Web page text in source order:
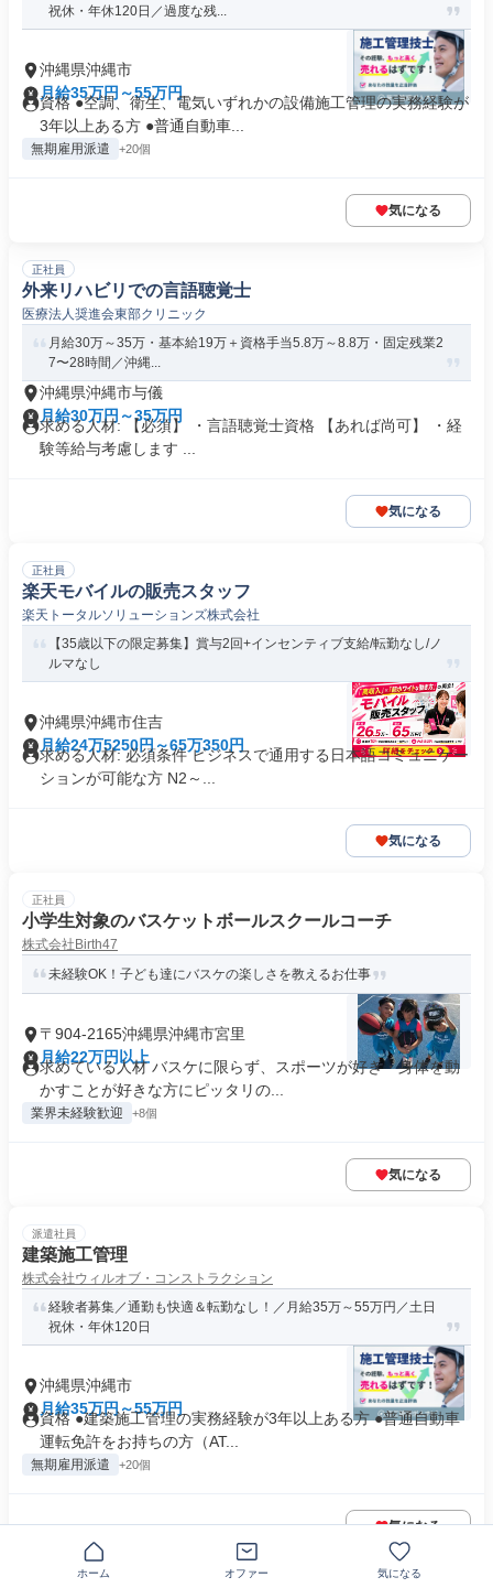
祝休・年休120日／過度な残...
沖縄県沖縄市
月給35万円～55万円
資格 ●空調、衛生、電気いずれかの設備施工管理の実務経験が
3年以上ある方 ●普通自動車...
無期雇用派遣 +20個
気になる
正社員
外来リハビリでの言語聴覚士
医療法人奨進会東部クリニック
月給30万～35万・基本給19万＋資格手当5.8万～8.8万・固定残業2
7〜28時間／沖縄...
沖縄県沖縄市与儀
月給30万円～35万円
求める人材: 【必須】 ・言語聴覚士資格 【あれば尚可】 ・経
験等給与考慮します ...
気になる
正社員
楽天モバイルの販売スタッフ
楽天トータルソリューションズ株式会社
【35歳以下の限定募集】賞与2回+インセンティブ支給/転勤なし/ノ
ルマなし
沖縄県沖縄市住吉
月給24万5250円～65万350円
求める人材: 必須条件 ビジネスで通用する日本語コミュニケー
ションが可能な方 N2～...
気になる
正社員
小学生対象のバスケットボールスクールコーチ
株式会社Birth47
未経験OK！子ども達にバスケの楽しさを教えるお仕事
〒904-2165沖縄県沖縄市宮里
月給22万円以上
求めている人材 バスケに限らず、スポーツが好き・身体を動
かすことが好きな方にピッタリの...
業界未経験歓迎 +8個
気になる
派遣社員
建築施工管理
株式会社ウィルオブ・コンストラクション
経験者募集／通勤も快適＆転勤なし！／月給35万～55万円／土日
祝休・年休120日
沖縄県沖縄市
月給35万円～55万円
資格 ●建築施工管理の実務経験が3年以上ある方 ●普通自動車
運転免許をお持ちの方（AT...
無期雇用派遣 +20個
気になる
ホーム オファー 気になる